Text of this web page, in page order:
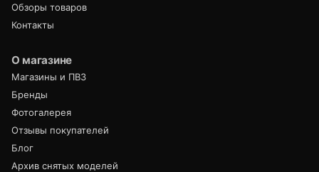
Обзоры товаров
Контакты
О магазине
Магазины и ПВЗ
Бренды
Фотогалерея
Отзывы покупателей
Блог
Архив снятых моделей